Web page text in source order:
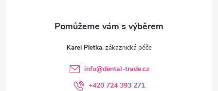
Karel Pletka
info@dental-trade.cz
+420 724 393 271